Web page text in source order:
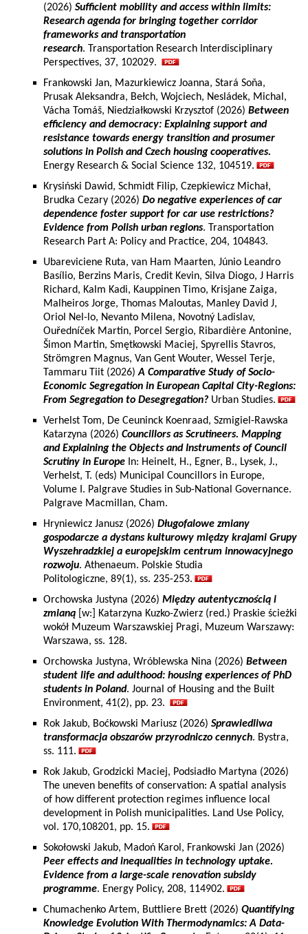
(2026) Sufficient mobility and access within limits:
Research agenda for bringing together corridor
frameworks and transportation
research. Transportation Research Interdisciplinary
Perspectives, 37, 102029.
Frankowski Jan, Mazurkiewicz Joanna, Stará Soňa,
Prusak Aleksandra, Bełch, Wojciech, Nesládek, Michal,
Vácha Tomáš, Niedziałkowski Krzysztof (2026) Between
efficiency and democracy: Explaining support and
resistance towards energy transition and prosumer
solutions in Polish and Czech housing cooperatives.
Energy Research & Social Science 132, 104519.
Krysiński Dawid, Schmidt Filip, Czepkiewicz Michał,
Brudka Cezary (2026) Do negative experiences of car
dependence foster support for car use restrictions?
Evidence from Polish urban regions. Transportation
Research Part A: Policy and Practice, 204, 104843.
Ubareviciene Ruta, van Ham Maarten, Júnio Leandro
Basílio, Berzins Maris, Credit Kevin, Silva Diogo, J Harris
Richard, Kalm Kadi, Kauppinen Timo, Krisjane Zaiga,
Malheiros Jorge, Thomas Maloutas, Manley David J,
Oriol Nel-lo, Nevanto Milena, Novotný Ladislav,
Ouředníček Martin, Porcel Sergio, Ribardière Antonine,
Šimon Martin, Smętkowski Maciej, Spyrellis Stavros,
Strömgren Magnus, Van Gent Wouter, Wessel Terje,
Tammaru Tiit (2026)A Comparative Study of Socio-
Economic Segregation in European Capital City-Regions:
From Segregation to Desegregation? Urban Studies.
Verhelst Tom, De Ceuninck Koenraad, Szmigiel-Rawska
Katarzyna (2026) Councillors as Scrutineers. Mapping
and Explaining the Objects and Instruments of Council
Scrutiny in Europe In: Heinelt, H., Egner, B., Lysek, J.,
Verhelst, T. (eds) Municipal Councillors in Europe,
Volume I. Palgrave Studies in Sub-National Governance.
Palgrave Macmillan, Cham.
Hryniewicz Janusz (2026) Długofalowe zmiany
gospodarcze a dystans kulturowy między krajami Grupy
Wyszehradzkiej a europejskim centrum innowacyjnego
rozwoju. Athenaeum. Polskie Studia
Politologiczne, 89(1), ss. 235-253.
Orchowska Justyna (2026) Między autentycznością i
zmianą [w:] Katarzyna Kuzko-Zwierz (red.) Praskie ścieżki
wokół Muzeum Warszawskiej Pragi, Muzeum Warszawy:
Warszawa, ss. 128.
Orchowska Justyna, Wróblewska Nina (2026) Between
student life and adulthood: housing experiences of PhD
students in Poland. Journal of Housing and the Built
Environment, 41(2), pp. 23.
Rok Jakub, Boćkowski Mariusz (2026) Sprawiedliwa
transformacja obszarów przyrodniczo cennych. Bystra,
ss. 111.
Rok Jakub, Grodzicki Maciej, Podsiadło Martyna (2026)
The uneven benefits of conservation: A spatial analysis
of how different protection regimes influence local
development in Polish municipalities. Land Use Policy,
vol. 170,108201, pp. 15.
Sokołowski Jakub, Madoń Karol, Frankowski Jan (2026)
Peer effects and inequalities in technology uptake.
Evidence from a large-scale renovation subsidy
programme. Energy Policy, 208, 114902.
Chumachenko Artem, Buttliere Brett (2026) Quantifying
Knowledge Evolution With Thermodynamics: A Data-